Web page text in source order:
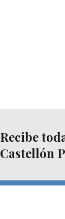
Recibe
Castellón